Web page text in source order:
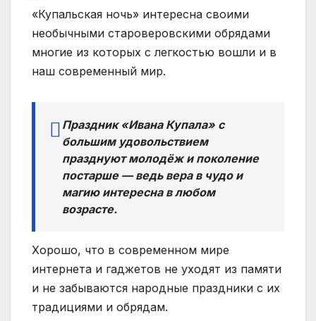
«Купальская ночь» интересна своими
необычными староверовскими обрядами
многие из которых с легкостью вошли и в
наш современный мир.
Праздник «Ивана Купала» с
большим удовольствием
празднуют молодёж и поколение
постарше — ведь вера в чудо и
магию интересна в любом
возрасте.
Хорошо, что в современном мире
интернета и гаджетов не уходят из памяти
и не забываются народные праздники с их
традициями и обрядам.